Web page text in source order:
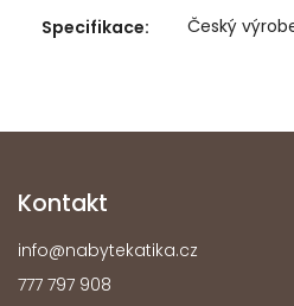
Specifikace: Český
Kontakt
info@nabytekatika.cz
777 797 908